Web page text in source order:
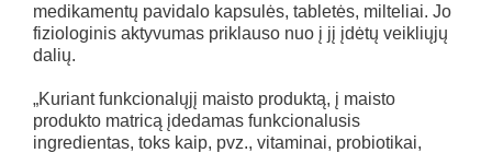
medikamentų pavidalo kapsulės, tabletės, milteliai. Jo
fiziologinis aktyvumas priklauso nuo į jį įdėtų veikliųjų
dalių.
„Kuriant funkcionalųjį maisto produktą, į maisto
produkto matricą įdedamas funkcionalusis
ingredientas, toks kaip, pvz., vitaminai, probiotikai,